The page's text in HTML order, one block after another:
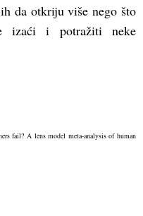
da otkriju više nego što
izaći i potražiti neke
fail? A lens model meta-analysis of human